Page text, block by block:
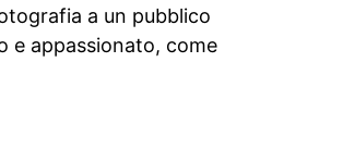
a un pubblico
e appassionato, come